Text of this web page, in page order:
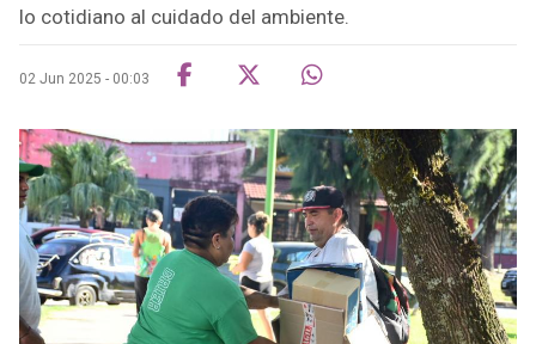
lo cotidiano al cuidado del ambiente.
02 Jun 2025 - 00:03